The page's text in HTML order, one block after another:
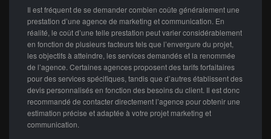
Il est fréquent de se demander combien coûte généralement une
prestation d’une agence de marketing et communication. En
réalité, le coût d’une telle prestation peut varier considérablement
en fonction de plusieurs facteurs tels que l’envergure du projet,
les objectifs à atteindre, les services demandés et la renommée
de l’agence. Certaines agences proposent des tarifs forfaitaires
pour des services spécifiques, tandis que d’autres établissent des
devis personnalisés en fonction des besoins du client. Il est donc
recommandé de contacter directement l’agence pour obtenir une
estimation précise et adaptée à votre projet marketing et
communication.